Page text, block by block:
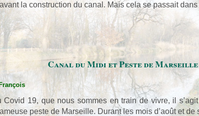
la construction du canal. Mais cela se passait
Canal du Midi et Peste de Marseille
Covid 19, que nous sommes en train de vivre, il
peste de Marseille. Durant les mois d’août et